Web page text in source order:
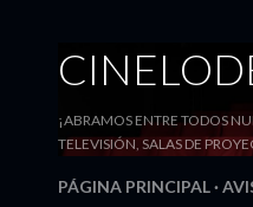
¡ABRAMOS ENTRE TODOS
TELEVISIÓN, SALAS DE
PÁGINA PRINCIPAL